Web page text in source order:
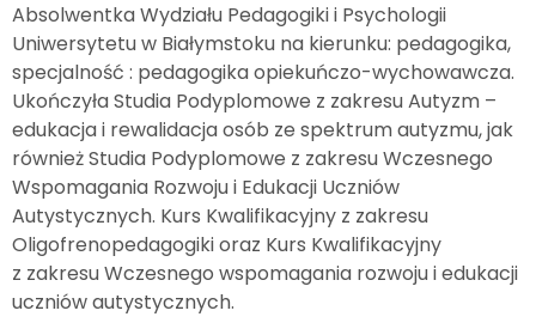
Absolwentka Wydziału Pedagogiki i Psychologii
Uniwersytetu w Białymstoku na kierunku: pedagogika,
specjalność : pedagogika opiekuńczo-wychowawcza.
Ukończyła Studia Podyplomowe z zakresu Autyzm –
edukacja i rewalidacja osób ze spektrum autyzmu, jak
również Studia Podyplomowe z zakresu Wczesnego
Wspomagania Rozwoju i Edukacji Uczniów
Autystycznych. Kurs Kwalifikacyjny z zakresu
Oligofrenopedagogiki oraz Kurs Kwalifikacyjny
z zakresu Wczesnego wspomagania rozwoju i edukacji
uczniów autystycznych.